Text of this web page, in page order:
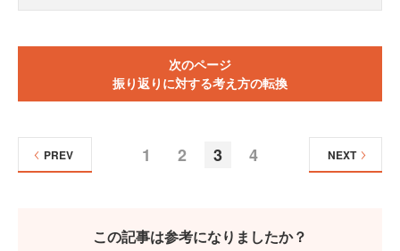
次のページ
振り返りに対する考え方の転換
1 2 3 4
PREV NEXT
この記事は参考になりましたか？